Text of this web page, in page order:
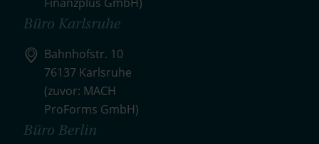
Büro Karlsruhe
Bahnhofstr. 10
76137 Karlsruhe
(zuvor: MACH
ProForms GmbH)
Büro Berlin